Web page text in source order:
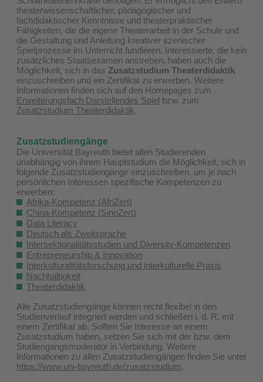
theaterwissenschaftlicher, pädagogischer und
fachdidaktischer Kenntnisse und theaterpraktischer
Fähigkeiten, die die eigene Theaterarbeit in der Schule und
die Gestaltung und Anleitung kreativer szenischer
Spielprozesse im Unterricht fundieren. Interessierte, die kein
zusätzliches Staatsexamen anstreben, haben auch die
Möglichkeit, sich in das Zusatzstudium Theaterdidaktik
einzuschreiben und ein Zertifikat zu erwerben. Weitere
Informationen finden sich auf den Homepages zum
Erweiterungsfach Darstellendes Spiel bzw. zum
Zusatzstudium Theaterdidaktik.
Zusatzstudiengänge
Die Universität Bayreuth bietet allen Studierenden
unabhängig von ihrem Hauptstudium die Möglichkeit, sich in
folgende Zusatzstudiengänge einzuschreiben, um je nach
persönlichen Interessen spezifische Kompetenzen zu
erwerben:
Afrika-Kompetenz (AfriZert)
China-Kompetenz (SinoZert)
Data Literacy
Deutsch als Zweitsprache
Intersektionalitätsstudien und Diversity-Kompetenzen
Entrepreneurship & Innovation
Interkulturalitätsforschung und interkulturelle Praxis
Nachhaltigkeit
Theaterdidaktik
Alle Zusatzstudiengänge können recht flexibel in den
Studienverlauf integriert werden und schließen i. d. R. mit
einem Zertifikat ab. Sollten Sie Interesse an einem
Zusatzstudium haben, setzen Sie sich mit der bzw. dem
Studiengangsmoderator in Verbindung. Weitere
Informationen zu allen Zusatzstudiengängen finden Sie unter
https://www.uni-bayreuth.de/zusatzstudium.